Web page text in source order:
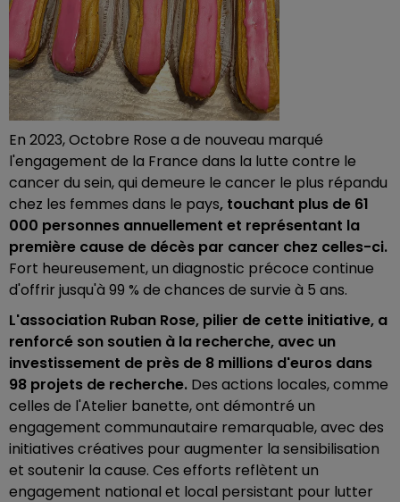
En 2023, Octobre Rose a de nouveau marqué
l'engagement de la France dans la lutte contre le
cancer du sein, qui demeure le cancer le plus répandu
chez les femmes dans le pays, touchant plus de 61
000 personnes annuellement et représentant la
première cause de décès par cancer chez celles-ci.
Fort heureusement, un diagnostic précoce continue
d'offrir jusqu'à 99 % de chances de survie à 5 ans.
L'association Ruban Rose, pilier de cette initiative, a
renforcé son soutien à la recherche, avec un
investissement de près de 8 millions d'euros dans
98 projets de recherche. Des actions locales, comme
celles de l'Atelier banette, ont démontré un
engagement communautaire remarquable, avec des
initiatives créatives pour augmenter la sensibilisation
et soutenir la cause. Ces efforts reflètent un
engagement national et local persistant pour lutter